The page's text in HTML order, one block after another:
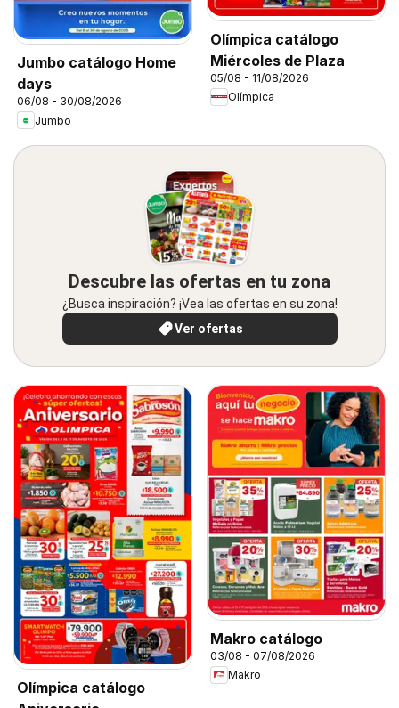
Jumbo catálogo Home
days
06/08 - 30/08/2026
Jumbo
Olímpica catálogo
Miércoles de Plaza
05/08 - 11/08/2026
Olímpica
Descubre las ofertas en tu zona
¿Busca inspiración? ¡Vea las ofertas en su zona!
Ver ofertas
Olímpica catálogo
Makro catálogo
03/08 - 07/08/2026
Makro